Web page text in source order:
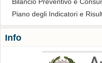
Piano degli Indicatori e
Info